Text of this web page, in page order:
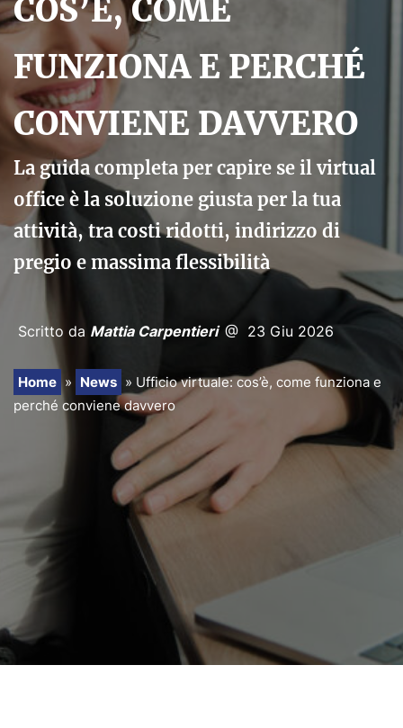
RICHIEDI PREVENTIVO
COS’È, COME
FUNZIONA E PERCHÉ
CONVIENE DAVVERO
La guida completa per capire se il virtual
office è la soluzione giusta per la tua
attività, tra costi ridotti, indirizzo di
pregio e massima flessibilità
Scritto da Mattia Carpentieri @ 23 Giu 2026
Home » News » Ufficio virtuale: cos’è, come funziona e
perché conviene davvero